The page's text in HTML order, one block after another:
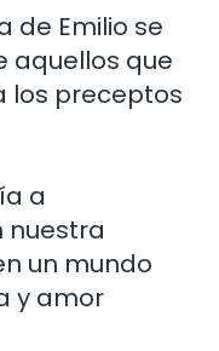
de Emilio se
aquellos que
los preceptos
a
nuestra
un mundo
y amor